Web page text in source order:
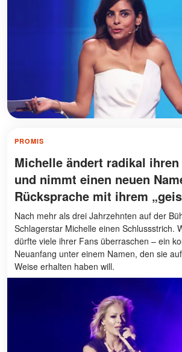
PROMIS
Michelle ändert radikal ihren
und nimmt einen neuen
Rücksprache mit ihrem
Nach mehr als drei Jahrzehnten auf der
Schlagerstar Michelle einen Schlussstrich.
dürfte viele ihrer Fans überraschen – ein
Neuanfang unter einem Namen, den sie
Weise erhalten haben will.